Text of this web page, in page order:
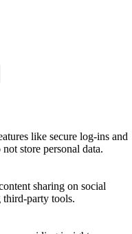
like secure log-ins and
store personal data.
sharing on social
third-party tools.